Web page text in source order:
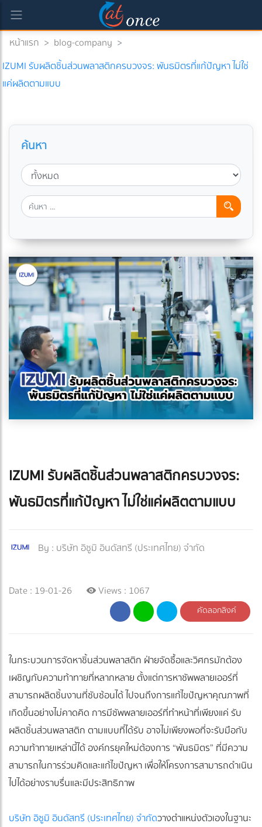
หน้าแรก > blog-company >
IZUMI รับผลิตชิ้นส่วนพลาสติกครบวงจร: พันธมิตรที่แก้ปัญหา ไม่ใช่
แค่ผลิตตามแบบ
ค้นหา
IZUMI รับผลิตชิ้นส่วนพลาสติกครบวงจร:
พันธมิตรที่แก้ปัญหา ไม่ใช่แค่ผลิตตามแบบ
By : บริษัท อิซูมิ อินดัสทรี (ประเทศไทย) จำกัด
Date : 19-01-26 Views : 1067
คัดลอกลิงค์
ในกระบวนการจัดหาชิ้นส่วนพลาสติก ฝ่ายจัดซื้อและวิศกรมักต้อง
เผชิญกับความท้าทายที่หลากหลาย ตั้งแต่การหาซัพพลายเออร์ที่
สามารถผลิตชิ้นงานที่ซับซ้อนได้ ไปจนถึงการแก้ไขปัญหาคุณภาพที่
เกิดขึ้นอย่างไม่คาดคิด การมีซัพพลายเออร์ที่ทำหน้าที่เพียงแค่ รับ
ผลิตชิ้นส่วนพลาสติก ตามแบบที่ได้รับ อาจไม่เพียงพอที่จะรับมือกับ
ความท้าทายเหล่านี้ได้ องค์กรยุคใหม่ต้องการ “พันธมิตร” ที่มีความ
สามารถในการร่วมคิดและแก้ไขปัญหา เพื่อให้โครงการสามารถดำเนิน
ไปได้อย่างราบรื่นและมีประสิทธิภาพ
บริษัท อิซูมิ อินดัสทรี (ประเทศไทย) จำกัดวางตำแหน่งตัวเองในฐานะ